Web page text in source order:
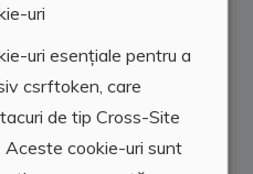
uri
uri esențiale pentru a
csrftoken, care
de tip Cross-Site
Aceste cookie-uri sunt